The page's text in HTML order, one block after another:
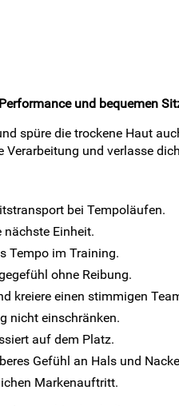
und bequemen
spüre die trockene Haut
und verlasse
bei Tempoläufen.
nächste Einheit.
Tempo im Training.
ohne Reibung.
kreiere einen stimmigen
nicht einschränken.
auf dem Platz.
Gefühl an Hals und
Markenauftritt.